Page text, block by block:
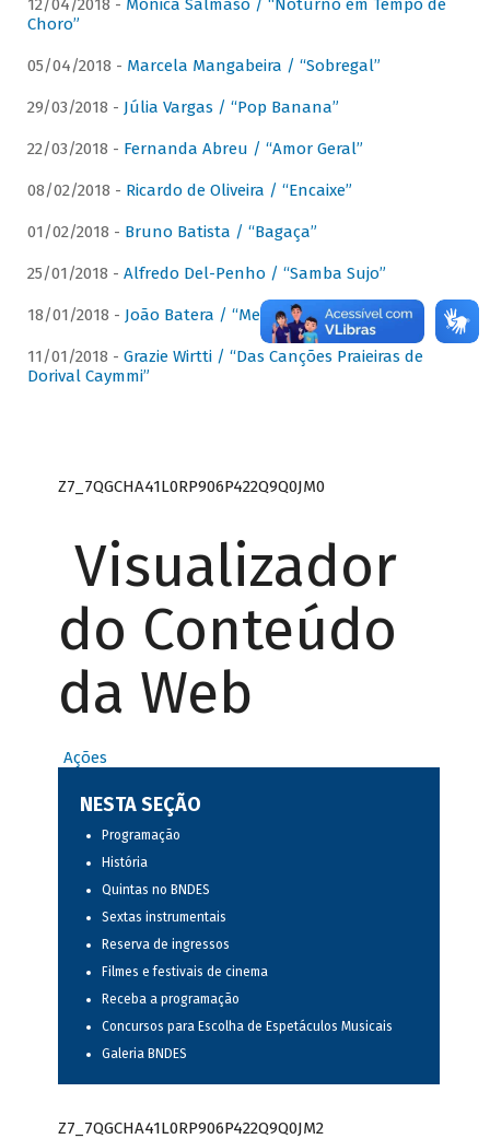
12/04/2018 - Mônica Salmaso / “Noturno em Tempo de
Choro”
05/04/2018 - Marcela Mangabeira / “Sobregal”
29/03/2018 - Júlia Vargas / “Pop Banana”
22/03/2018 - Fernanda Abreu / “Amor Geral”
08/02/2018 - Ricardo de Oliveira / “Encaixe”
01/02/2018 - Bruno Batista / “Bagaça”
25/01/2018 - Alfredo Del-Penho / “Samba Sujo”
18/01/2018 - João Batera / “Meu Pandeiro”
11/01/2018 - Grazie Wirtti / “Das Canções Praieiras de
Dorival Caymmi”
Z7_7QGCHA41L0RP906P422Q9Q0JM0
Visualizador
do Conteúdo
da Web
Ações
NESTA SEÇÃO
Programação
História
Quintas no BNDES
Sextas instrumentais
Reserva de ingressos
Filmes e festivais de cinema
Receba a programação
Concursos para Escolha de Espetáculos Musicais
Galeria BNDES
Z7_7QGCHA41L0RP906P422Q9Q0JM2